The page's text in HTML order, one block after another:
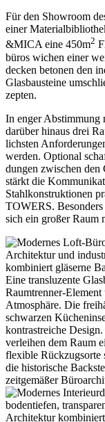
Für den Showroom
einer
&MICA eine 450m2
büros wichen einer
decken betonen den
Glasbau­steine
zepten.
In enger
darüber hinaus drei
lichsten
werden. Optional
dungen zwischen den
stärkt die
Stahl­kon­struk­tionen
TOWERS.
sich ein großer Raum